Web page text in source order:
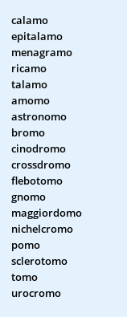
calamo
epitalamo
menagramo
ricamo
talamo
amomo
astronomo
bromo
cinodromo
crossdromo
flebotomo
gnomo
maggiordomo
nichelcromo
pomo
sclerotomo
tomo
urocromo